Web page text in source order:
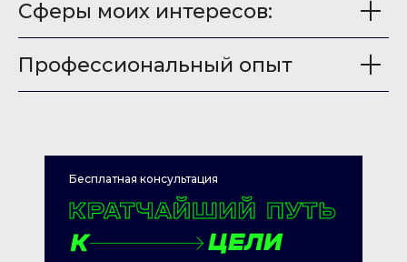
Сферы моих интересов:
Профессиональный опыт
Бесплатная консультация
Записаться
Записаться